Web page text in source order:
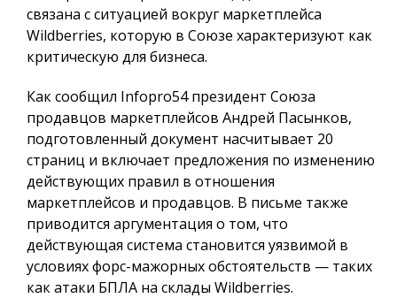
связана с ситуацией вокруг маркетплейса
Wildberries, которую в Союзе характеризуют как
критическую для бизнеса.
Как сообщил Infopro54президент Союза
продавцов маркетплейсов Андрей Пасынков,
подготовленный документ насчитывает 20
страниц и включает предложения по изменению
действующих правил в отношения
маркетплейсов и продавцов. В письме также
приводится аргументация о том, что
действующая система становится уязвимой в
условиях форс-мажорных обстоятельств — таких
как атаки БПЛА на склады Wildberries.